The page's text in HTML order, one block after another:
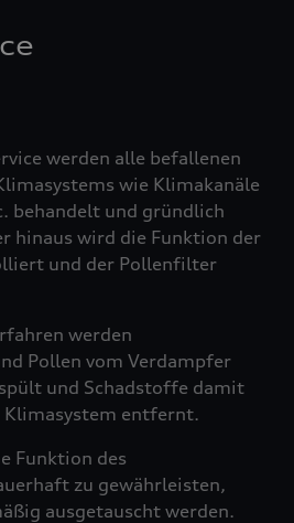
werden alle befallenen
wie Klimakanäle
behandelt und gründlich
hinaus wird die Funktion der
und der Pollenfilter
werden
Pollen vom Verdampfer
und Schadstoffe damit
Klimasystem entfernt.
Funktion des
zu gewährleisten,
ausgetauscht werden.